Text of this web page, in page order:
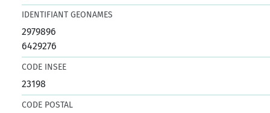
IDENTIFIANT GEONAMES
2979896
6429276
CODE INSEE
23198
CODE POSTAL